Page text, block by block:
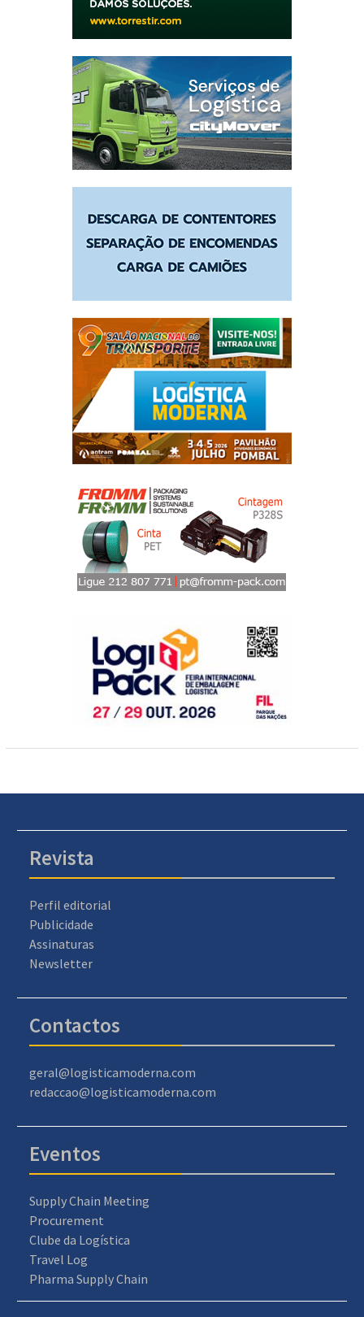
Revista
Perfil editorial
Publicidade
Assinaturas
Newsletter
Contactos
geral@logisticamoderna.com
redaccao@logisticamoderna.com
Eventos
Supply Chain Meeting
Procurement
Clube da Logística
Travel Log
Pharma Supply Chain